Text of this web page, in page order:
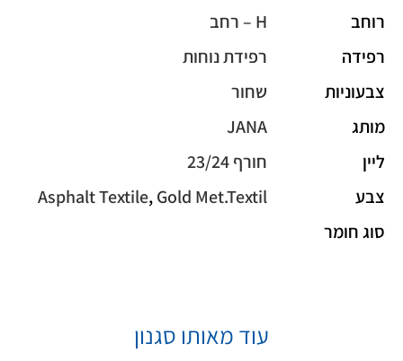
רוחב
H – רחב
רפידה
רפידת נוחות
צבעוניות
שחור
מותג
JANA
ליין
חורף 23/24
צבע
Asphalt Textile,Gold Met.Textil
סוג חומר
עוד מאותו סגנון